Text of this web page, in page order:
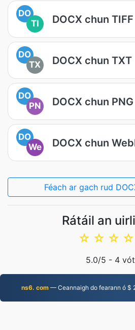
DO
TI
DOCX chun TIFF
DO
TX
DOCX chun TXT
DO
PN
DOCX chun PNG
DO
We
DOCX chun
Féach ar gach rud
Rátáil an
☆
☆
☆
☆
5.0/5 - 4
ns6. com — Ceannaigh do fearann ó $